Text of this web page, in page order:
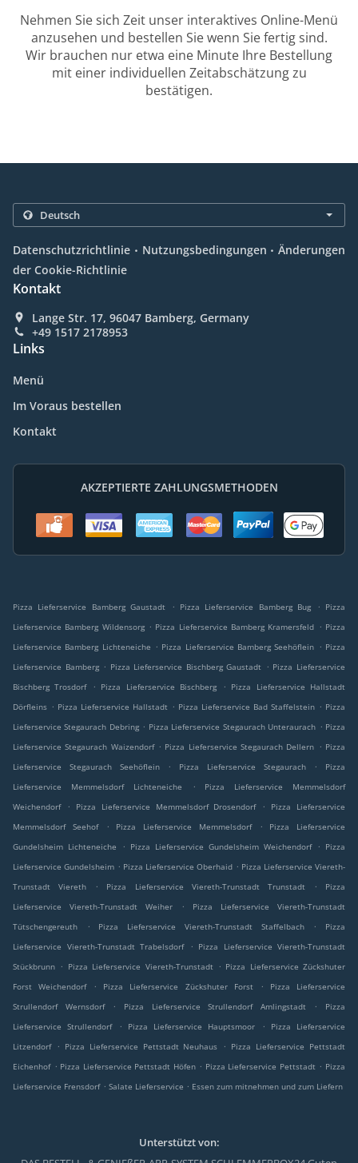
Nehmen Sie sich Zeit unser interaktives Online-Menü
anzusehen und bestellen Sie wenn Sie fertig sind.
Wir brauchen nur etwa eine Minute Ihre Bestellung
mit einer individuellen Zeitabschätzung zu
bestätigen.
Datenschutzrichtlinie . Nutzungsbedingungen . Änderungen
der Cookie-Richtlinie
Kontakt
Lange Str. 17, 96047 Bamberg, Germany
+49 1517 2178953
Links
Menü
Im Voraus bestellen
Kontakt
AKZEPTIERTE ZAHLUNGSMETHODEN
Pizza Lieferservice Bamberg Gaustadt . Pizza Lieferservice Bamberg Bug . Pizza
Lieferservice Bamberg Wildensorg . Pizza Lieferservice Bamberg Kramersfeld . Pizza
Lieferservice Bamberg Lichteneiche . Pizza Lieferservice Bamberg Seehöflein . Pizza
Lieferservice Bamberg . Pizza Lieferservice Bischberg Gaustadt . Pizza Lieferservice
Bischberg Trosdorf
. Pizza Lieferservice Bischberg . Pizza Lieferservice Hallstadt
Dörfleins . Pizza Lieferservice Hallstadt . Pizza Lieferservice Bad Staffelstein . Pizza
Lieferservice Stegaurach Debring . Pizza Lieferservice Stegaurach Unteraurach . Pizza
Lieferservice Stegaurach Waizendorf . Pizza Lieferservice Stegaurach Dellern . Pizza
Lieferservice Stegaurach Seehöflein
. Pizza Lieferservice Stegaurach .
Pizza
Lieferservice Memmelsdorf Lichteneiche
.
Pizza Lieferservice Memmelsdorf
Weichendorf
. Pizza Lieferservice Memmelsdorf Drosendorf .
Pizza Lieferservice
Memmelsdorf Seehof
. Pizza Lieferservice Memmelsdorf .
Pizza Lieferservice
Gundelsheim Lichteneiche
. Pizza Lieferservice Gundelsheim Weichendorf . Pizza
Lieferservice Gundelsheim . Pizza Lieferservice Oberhaid . Pizza Lieferservice Viereth-
Trunstadt Viereth
. Pizza Lieferservice Viereth-Trunstadt Trunstadt .
Pizza
Lieferservice Viereth-Trunstadt Weiher
.
Pizza Lieferservice Viereth-Trunstadt
Tütschengereuth
. Pizza Lieferservice Viereth-Trunstadt Staffelbach .
Pizza
Lieferservice Viereth-Trunstadt Trabelsdorf
. Pizza Lieferservice Viereth-Trunstadt
Stückbrunn . Pizza Lieferservice Viereth-Trunstadt . Pizza Lieferservice Zückshuter
Forst Weichendorf
. Pizza Lieferservice Zückshuter Forst .
Pizza Lieferservice
Strullendorf Wernsdorf
. Pizza Lieferservice Strullendorf Amlingstadt .
Pizza
Lieferservice Strullendorf
. Pizza Lieferservice Hauptsmoor .
Pizza Lieferservice
Litzendorf
. Pizza Lieferservice Pettstadt Neuhaus . Pizza Lieferservice Pettstadt
Eichenhof . Pizza Lieferservice Pettstadt Höfen . Pizza Lieferservice Pettstadt . Pizza
Lieferservice Frensdorf . Salate Lieferservice . Essen zum mitnehmen und zum Liefern
Unterstützt von: